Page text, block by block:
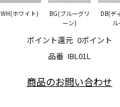
品番 IBL01L
ポイント還元 0ポイント
WH(ホワイト)
BG(ブルーグリ
ーン)
DB(デ
商品のお問い合わせ